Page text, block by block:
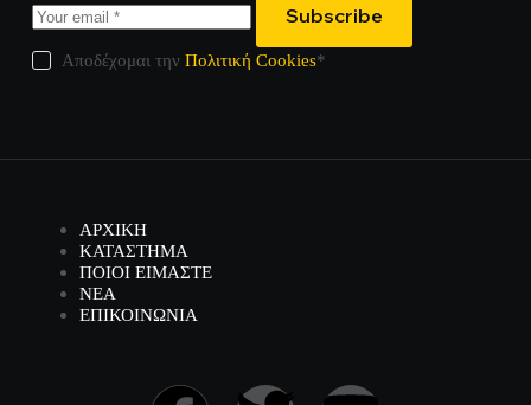
Subscribe
Αποδέχομαι τηνΠολιτική Cookies*
ΑΡΧΙΚΗ
ΚΑΤΑΣΤΗΜΑ
ΠΟΙΟΙ ΕΙΜΑΣΤΕ
ΝΕΑ
ΕΠΙΚΟΙΝΩΝΙΑ